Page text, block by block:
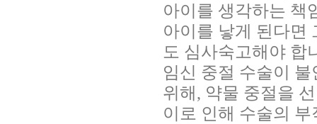
아이를 생각하는 책
아이를 낳게 된다면
도 심사숙고해야 합
임신 중절 수술이
위해, 약물 중절을
이로 인해 수술의